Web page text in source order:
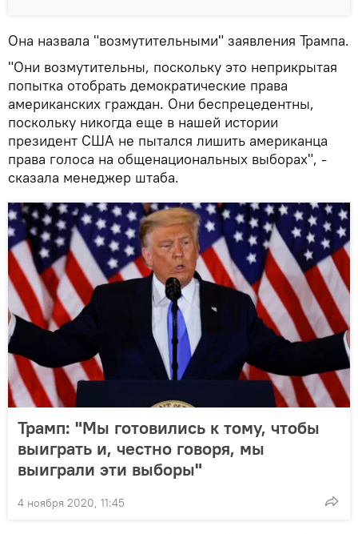
Она назвала "возмутительными" заявления Трампа.
"Они возмутительны, поскольку это неприкрытая
попытка отобрать демократические права
американских граждан. Они беспрецедентны,
поскольку никогда еще в нашей истории
президент США не пытался лишить американца
права голоса на общенациональных выборах", -
сказала менеджер штаба.
Трамп: "Мы готовились к тому, чтобы
выиграть и, честно говоря, мы
выиграли эти выборы"
4 ноября 2020, 11:45